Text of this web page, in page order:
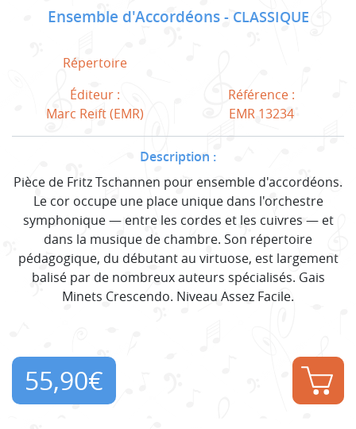
Ensemble d'Accordéons CLASSIQUE
Répertoire
Éditeur :
Marc Reift (EMR)
Référence :
EMR 13234
Description :
Pièce de Fritz Tschannen pour ensemble d'accordéons.
Le cor occupe une place unique dans l'orchestre
symphonique — entre les cordes et les cuivres — et
dans la musique de chambre. Son répertoire
pédagogique, du débutant au virtuose, est largement
balisé par de nombreux auteurs spécialisés. Gais
Minets Crescendo. Niveau Assez Facile.
55,90€